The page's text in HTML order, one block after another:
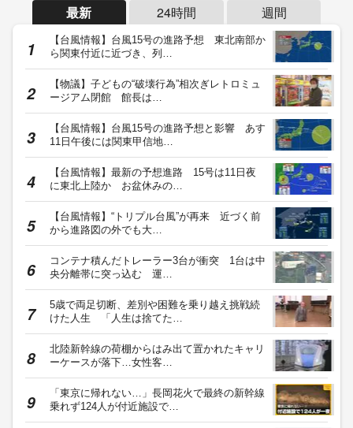
最新 24時間 週間
【台風情報】台風15号の進路予想 東北南部か
ら関東付近に近づき、列…
【物議】子どもの“破壊行為”相次ぎレトロミュ
ージアム閉館 館長は…
【台風情報】台風15号の進路予想と影響 あす
11日午後には関東甲信地…
【台風情報】最新の予想進路 15号は11日夜
に東北上陸か お盆休みの…
【台風情報】“トリプル台風”が再来 近づく前
から進路図の外でも大…
コンテナ積んだトレーラー3台が衝突 1台は中
央分離帯に突っ込む 運…
5歳で両足切断、差別や困難を乗り越え挑戦続
けた人生 「人生は捨てた…
北陸新幹線の荷棚からはみ出て置かれたキャリ
ーケースが落下…女性客…
「東京に帰れない…」長岡花火で最終の新幹線
乗れず124人が付近施設で…